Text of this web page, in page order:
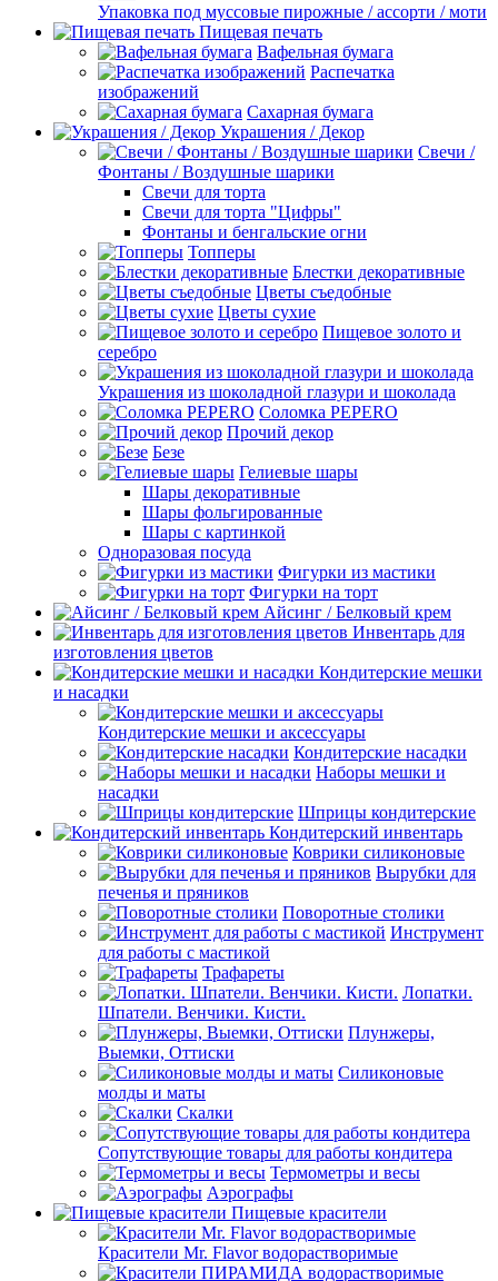
Упаковка под муссовые пирожные / ассорти / моти
Пищевая печать
Вафельная бумага
Распечатка
изображений
Сахарная бумага
Украшения / Декор
Свечи /
Фонтаны / Воздушные шарики
Свечи для торта
Свечи для торта "Цифры"
Фонтаны и бенгальские огни
Топперы
Блестки декоративные
Цветы съедобные
Цветы сухие
Пищевое золото и
серебро
Украшения из шоколадной глазури и шоколада
Соломка PEPERO
Прочий декор
Безе
Гелиевые шары
Шары декоративные
Шары фольгированные
Шары с картинкой
Одноразовая посуда
Фигурки из мастики
Фигурки на торт
Айсинг / Белковый крем
Инвентарь для
изготовления цветов
Кондитерские мешки
и насадки
Кондитерские мешки и аксессуары
Кондитерские насадки
Наборы мешки и
насадки
Шприцы кондитерские
Кондитерский инвентарь
Коврики силиконовые
Вырубки для
печенья и пряников
Поворотные столики
Инструмент
для работы с мастикой
Трафареты
Лопатки.
Шпатели. Венчики. Кисти.
Плунжеры,
Выемки, Оттиски
Силиконовые
молды и маты
Скалки
Сопутствующие товары для работы кондитера
Термометры и весы
Аэрографы
Пищевые красители
Красители Mr. Flavor водорастворимые